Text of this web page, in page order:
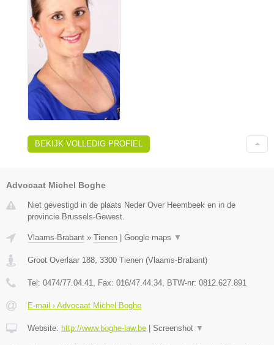
BEKIJK VOLLEDIG PROFIEL
Advocaat Michel Boghe
Niet gevestigd in de plaats Neder Over Heembeek en in de
provincie Brussels-Gewest.
Vlaams-Brabant » Tienen Google maps ▼
Groot Overlaar 188 3300 Tienen (Vlaams-Brabant)
Tel: 0474/77.04.41 , Fax: 016/47.44.34 , BTW-nr: ​0812.627.891
E-mail › Advocaat Michel Boghe
Website: http://www.boghe-law.be Screenshot ▼